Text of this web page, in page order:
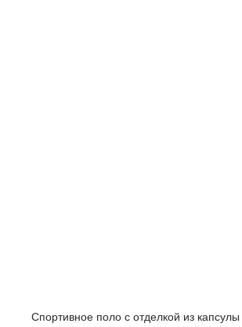
Спортивное поло с отделкой из